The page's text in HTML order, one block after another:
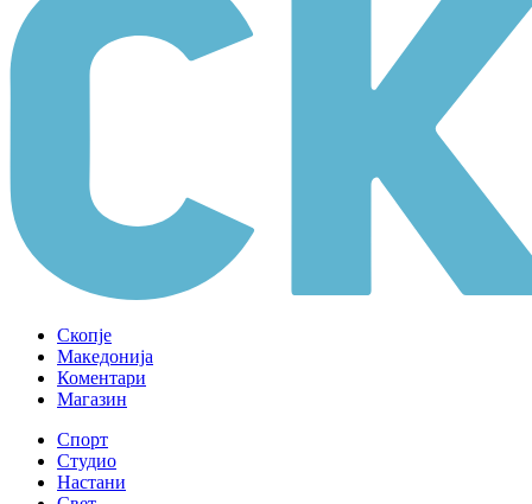
Скопје
Македонија
Коментари
Магазин
Спорт
Студио
Настани